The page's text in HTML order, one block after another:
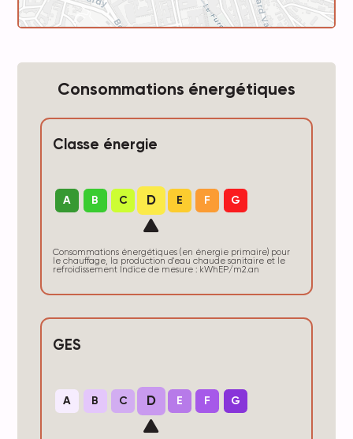
Consommations énergétiques
Classe énergie
A B C D E F G
Consommations énergétiques (en énergie primaire) pour
le chauffage, la production d'eau chaude sanitaire et le
refroidissement Indice de mesure : kWhEP/m2.an
GES
A B C D E F G